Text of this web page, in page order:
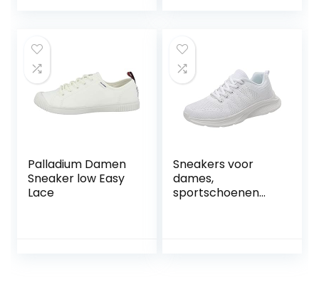
Breed (zwart, 5.5)
Hollow Out
Schoenen Mode
Trainers
Comfortabele
Schoenen (Kleur:
Stijl N, Maat: 42)
Palladium Damen
Sneaker low Easy
Lace
Sneakers voor
dames,
sportschoenen